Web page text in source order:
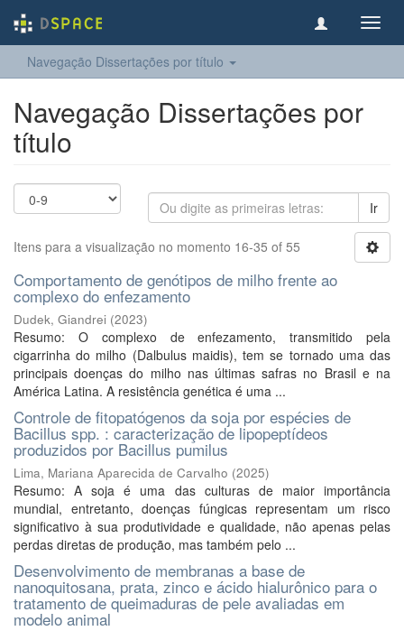
Navegação Dissertações por título
Navegação Dissertações por
título
Ir
Itens para a visualização no momento 16-35 of 55
Comportamento de genótipos de milho frente ao
complexo do enfezamento
Dudek, Giandrei (2023)
Resumo: O complexo de enfezamento, transmitido pela
cigarrinha do milho (Dalbulus maidis), tem se tornado uma das
principais doenças do milho nas últimas safras no Brasil e na
América Latina. A resistência genética é uma ...
Controle de fitopatógenos da soja por espécies de
Bacillus spp. : caracterização de lipopeptídeos
produzidos por Bacillus pumilus
Lima, Mariana Aparecida de Carvalho (2025)
Resumo: A soja é uma das culturas de maior importância
mundial, entretanto, doenças fúngicas representam um risco
significativo à sua produtividade e qualidade, não apenas pelas
perdas diretas de produção, mas também pelo ...
Desenvolvimento de membranas a base de
nanoquitosana, prata, zinco e ácido hialurônico para o
tratamento de queimaduras de pele avaliadas em
modelo animal